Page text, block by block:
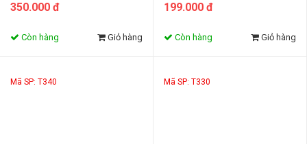
RJ45 Gigabit 1000Mbps cho
350.000 đ
Còn hàng Giỏ hàng
3.0 tốc độ 5Gbps cho laptop,
199.000 đ
Còn hàng Giỏ hàng
Mã SP: T340 Mã SP: T330